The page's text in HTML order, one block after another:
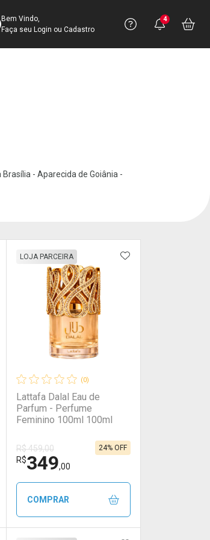
sua Conta
Bem Vindo,
Faça seu Login ou Cadastro
Precisa
Ver Recursos
Você
4
- Aparecida de Goiânia -
AOS FAVORITOS
(0)
Lattafa Dalal Eau de
Parfum - Perfume
Feminino 100ml 100ml
LOJA PARCEIRA
R$ 459,00
R$349,00
24% OFF
ADICIONAR AOS
COMPRAR